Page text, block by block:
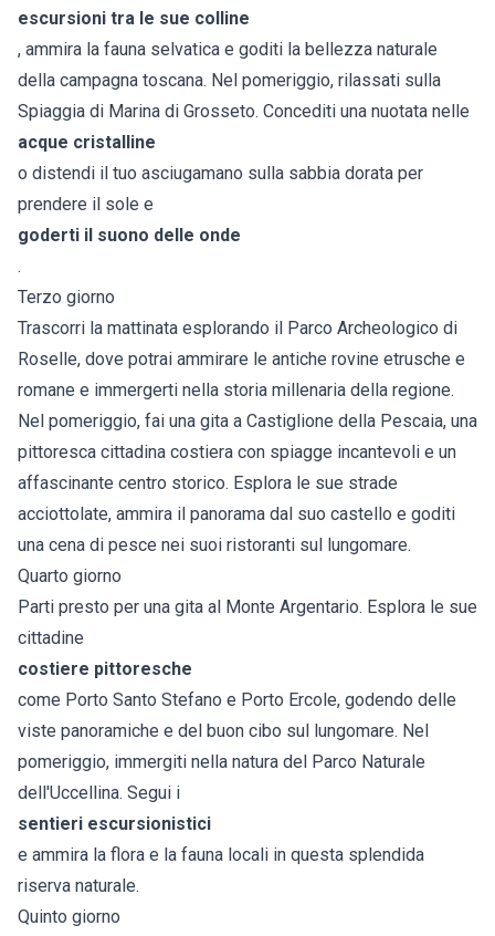
escursioni tra le sue colline
, ammira la fauna selvatica e goditi la bellezza naturale
della campagna toscana. Nel pomeriggio, rilassati sulla
Spiaggia di Marina di Grosseto. Concediti una nuotata nelle
acque cristalline
o distendi il tuo asciugamano sulla sabbia dorata per
prendere il sole e
goderti il suono delle onde
.
Terzo giorno
Trascorri la mattinata esplorando il Parco Archeologico di
Roselle, dove potrai ammirare le antiche rovine etrusche e
romane e immergerti nella storia millenaria della regione.
Nel pomeriggio, fai una gita a Castiglione della Pescaia, una
pittoresca cittadina costiera con spiagge incantevoli e un
affascinante centro storico. Esplora le sue strade
acciottolate, ammira il panorama dal suo castello e goditi
una cena di pesce nei suoi ristoranti sul lungomare.
Quarto giorno
Parti presto per una gita al Monte Argentario. Esplora le sue
cittadine
costiere pittoresche
come Porto Santo Stefano e Porto Ercole, godendo delle
viste panoramiche e del buon cibo sul lungomare. Nel
pomeriggio, immergiti nella natura del Parco Naturale
dell'Uccellina. Segui i
sentieri escursionistici
e ammira la flora e la fauna locali in questa splendida
riserva naturale.
Quinto giorno